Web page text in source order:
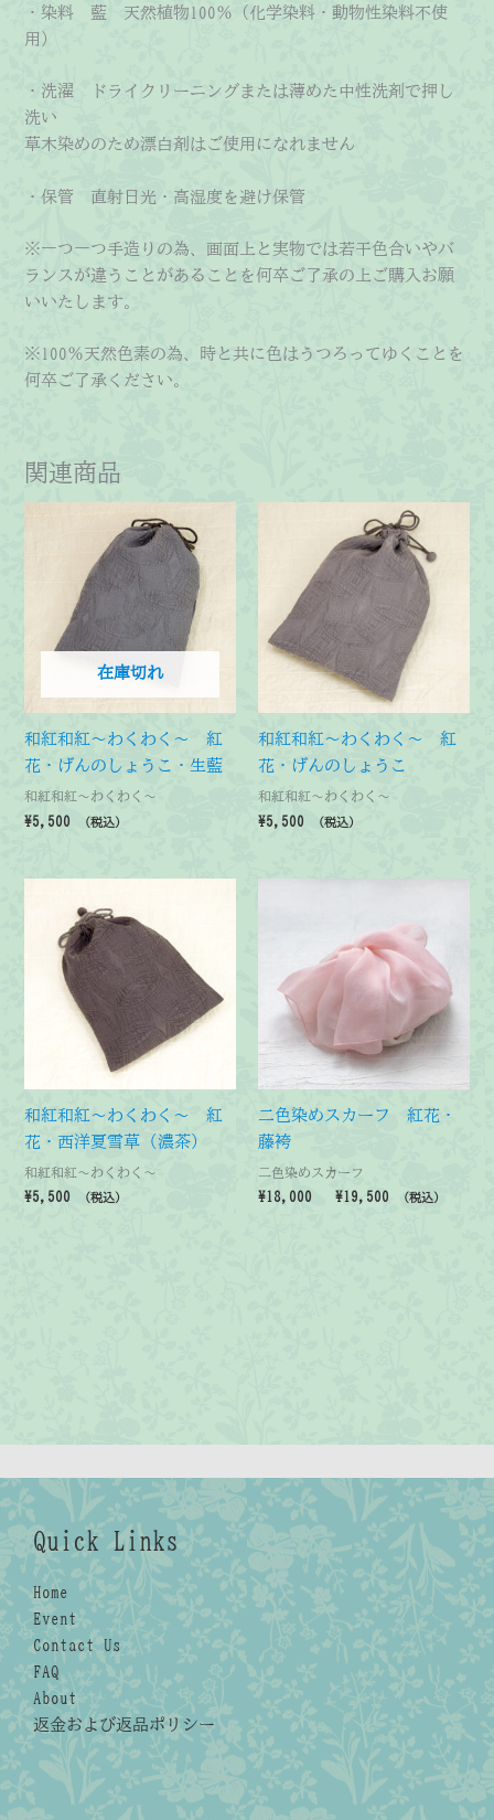
・染料 藍 天然植物100％（化学染料・動物性染料不使
用）
・洗濯 ドライクリーニングまたは薄めた中性洗剤で押し
洗い
草木染めのため漂白剤はご使用になれません
・保管 直射日光・高湿度を避け保管
※一つ一つ手造りの為、画面上と実物では若干色合いやバ
ランスが違うことがあることを何卒ご了承の上ご購入お願
いいたします。
※100％天然色素の為、時と共に色はうつろってゆくことを
何卒ご了承ください。
関連商品
在庫切れ
和紅和紅～わくわく～ 紅
花・げんのしょうこ・生藍
和紅和紅～わくわく～
¥5,500 （税込）
和紅和紅～わくわく～ 紅
花・げんのしょうこ
和紅和紅～わくわく～
¥5,500 （税込）
和紅和紅～わくわく～ 紅
花・西洋夏雪草 (濃茶)
和紅和紅～わくわく～
¥5,500 （税込）
二色染めスカーフ 紅花・
藤袴
二色染めスカーフ
¥18,000 ¥19,500 （税込）
Quick Links
Home
Event
Contact Us
FAQ
About
返金および返品ポリシー